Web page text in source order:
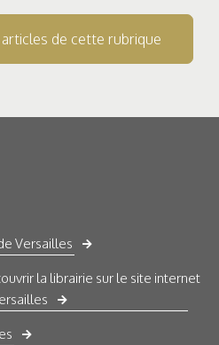
de cette rubrique
Versailles
la librairie sur le site internet